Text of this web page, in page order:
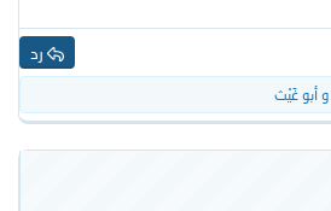
رد
و أبو غَيْث